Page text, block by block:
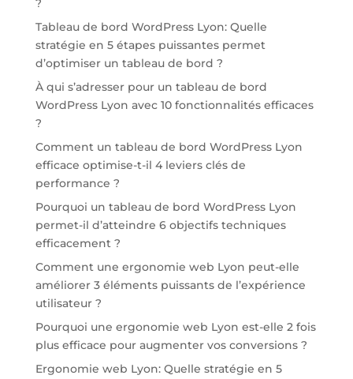
?
Tableau de bord WordPress Lyon: Quelle
stratégie en 5 étapes puissantes permet
d’optimiser un tableau de bord ?
À qui s’adresser pour un tableau de bord
WordPress Lyon avec 10 fonctionnalités efficaces
?
Comment un tableau de bord WordPress Lyon
efficace optimise-t-il 4 leviers clés de
performance ?
Pourquoi un tableau de bord WordPress Lyon
permet-il d’atteindre 6 objectifs techniques
efficacement ?
Comment une ergonomie web Lyon peut-elle
améliorer 3 éléments puissants de l’expérience
utilisateur ?
Pourquoi une ergonomie web Lyon est-elle 2 fois
plus efficace pour augmenter vos conversions ?
Ergonomie web Lyon: Quelle stratégie en 5